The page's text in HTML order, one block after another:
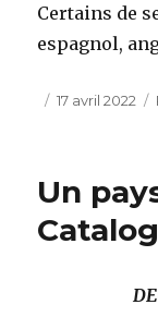
Certains de
espagnol,
Publié
17 avril 2022
Un